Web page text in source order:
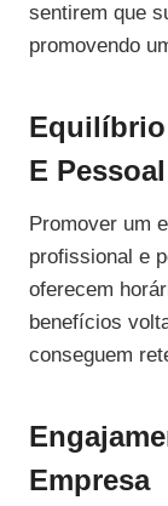
sentirem que
promovendo
E Pessoal
Promover um
profissional e
oferecem
benefícios
conseguem
Empresa